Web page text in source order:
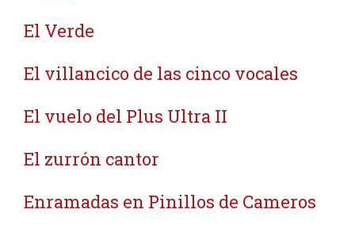
El Verde
El villancico de las cinco vocales
El vuelo del Plus Ultra II
El zurrón cantor
Enramadas en Pinillos de Cameros